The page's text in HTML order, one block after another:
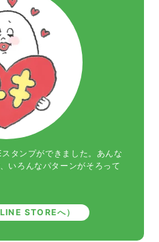
タンプができました。あんな
いろんなパターンがそろって
STOREへ）